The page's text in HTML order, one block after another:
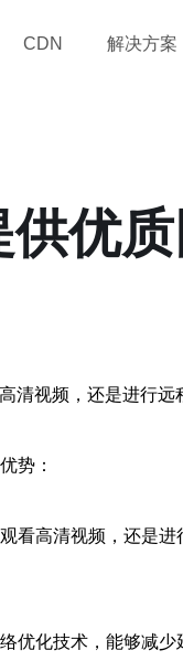
CDN 解决方案
优质
清视频，还是进行
势：
看高清视频，还是
优化技术，能够减